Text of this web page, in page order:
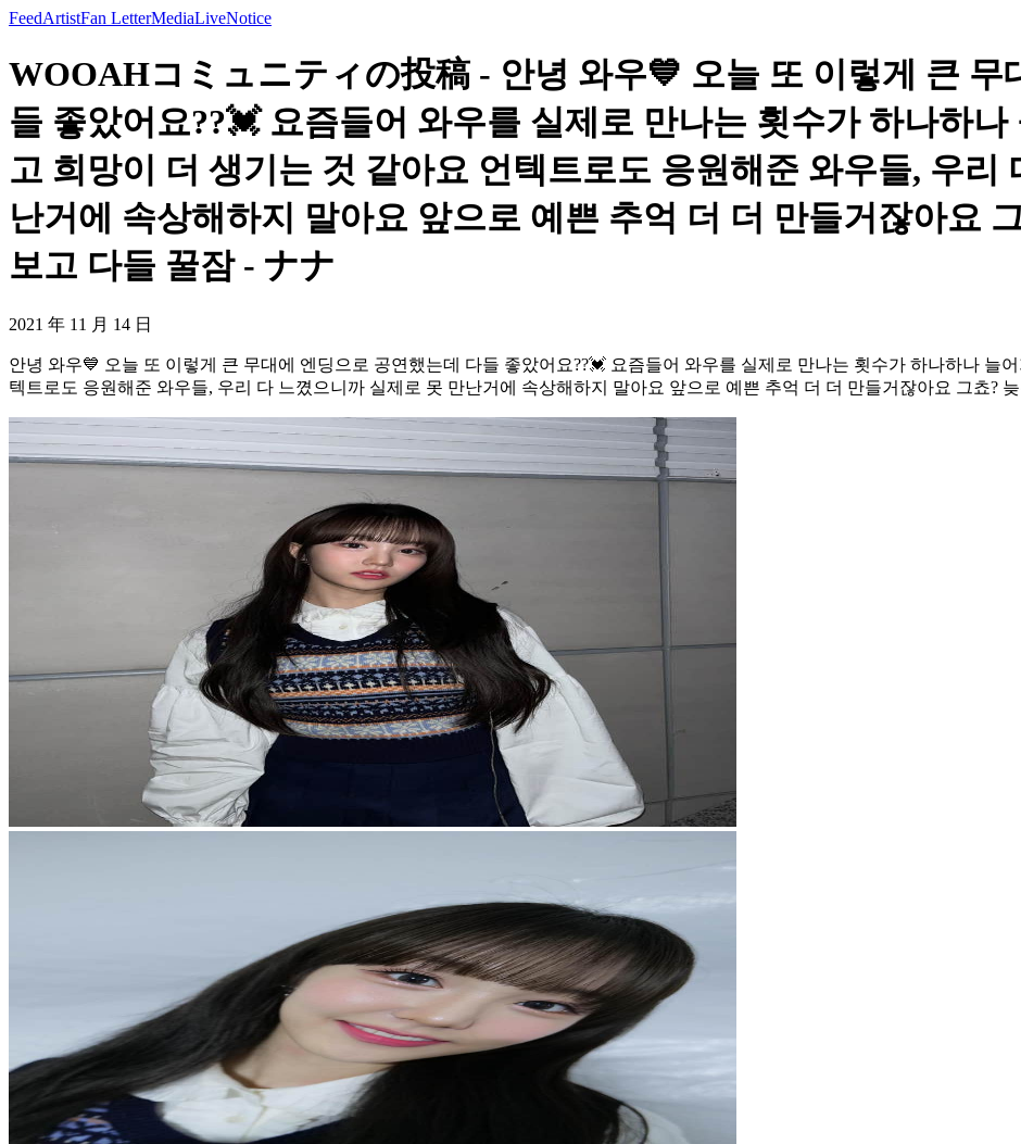
FeedArtistFan LetterMediaLiveNotice
WOOAHコミュニティの投稿 - 안녕 와우💙 오늘 또 이렇게 큰 무
들 좋았어요??💓 요즘들어 와우를 실제로 만나는 횟수가 하나하
고 희망이 더 생기는 것 같아요 언텍트로도 응원해준 와우들, 우리
난거에 속상해하지 말아요 앞으로 예쁜 추억 더 더 만들거잖아요
보고 다들 꿀잠 - ナナ
2021 年 11 月 14 日
안녕 와우💙 오늘 또 이렇게 큰 무대에 엔딩으로 공연했는데 다들 좋았어요??💓 요즘들어 와우를 실제로 만나는 횟수가 하나하나 늘
텍트로도 응원해준 와우들, 우리 다 느꼈으니까 실제로 못 만난거에 속상해하지 말아요 앞으로 예쁜 추억 더 더 만들거잖아요 그쵸?